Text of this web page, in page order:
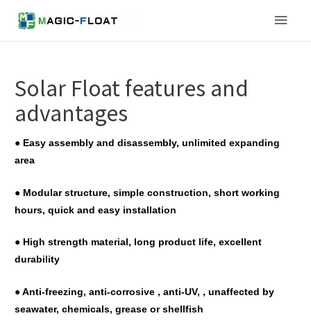
Main
Solar Float features and
advantages
● Easy assembly and disassembly, unlimited expanding
area
● Modular structure, simple construction, short working
hours, quick and easy installation
● High strength material, long product life, excellent
durability
● Anti-freezing, anti-corrosive , anti-UV, , unaffected by
seawater, chemicals, grease or shellfish